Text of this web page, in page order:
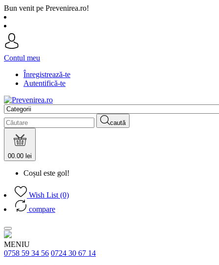
Bun venit pe Prevenirea.ro!
Contul meu
Înregistrează-te
Autentifică-te
caută
00.00 lei
Coșul este gol!
Wish List (0)
compare
MENIU
0758 59 34 56 0724 30 67 14